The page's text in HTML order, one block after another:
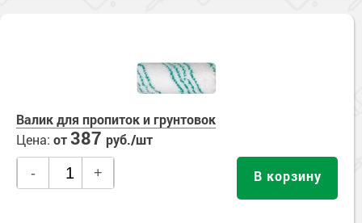
Валик для пропиток и грунтовок
Цена: от387 руб./шт
- + В корзину